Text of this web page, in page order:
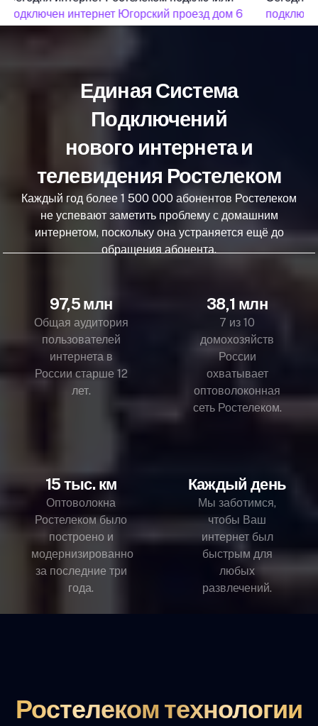
подключен интернет Югорский проезд дом 6
Единая Система
Подключений
нового интернета и
телевидения Ростелеком
Каждый год более 1 500 000 абонентов Ростелеком
не успевают заметить проблему с домашним
интернетом, поскольку она устраняется ещё до
обращения абонента.
97,5 млн
Общая аудитория
пользователей
интернета в
России старше 12
лет.
38,1 млн
7 из 10
домохозяйств
России
охватывает
оптоволоконная
сеть Ростелеком.
15 тыс. км
Оптоволокна
Ростелеком было
построено и
модернизированно
за последние три
года.
Каждый день
Мы заботимся,
чтобы Ваш
интернет был
быстрым для
любых
развлечений.
Ростелеком технологии